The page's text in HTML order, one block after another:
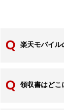
楽天モバイル
領収書はどこ